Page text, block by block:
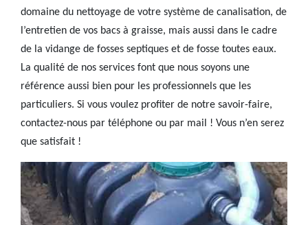
domaine du nettoyage de votre système de canalisation, de
l’entretien de vos bacs à graisse, mais aussi dans le cadre
de la vidange de fosses septiques et de fosse toutes eaux.
La qualité de nos services font que nous soyons une
référence aussi bien pour les professionnels que les
particuliers. Si vous voulez profiter de notre savoir-faire,
contactez-nous par téléphone ou par mail ! Vous n’en serez
que satisfait !